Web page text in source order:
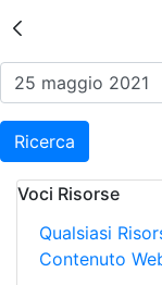
Risultati
Ricerca
Voci Risorse
Qualsiasi
Contenuto